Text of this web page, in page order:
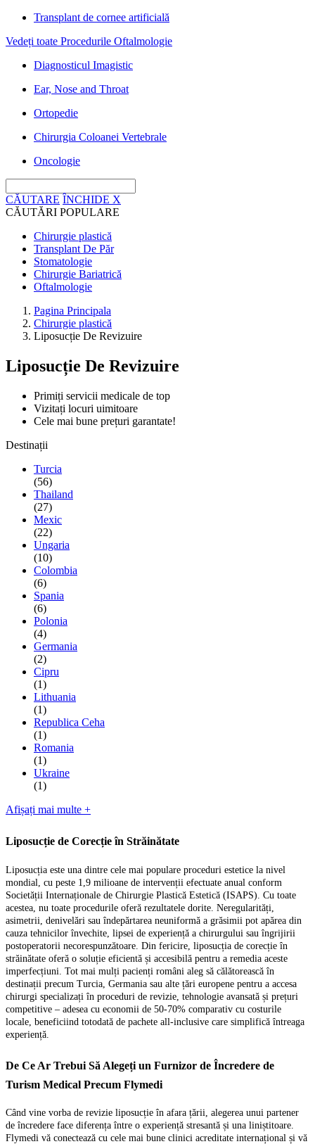
Transplant de cornee artificială
Vedeți toate Procedurile Oftalmologie
Diagnosticul Imagistic
Ear, Nose and Throat
Ortopedie
Chirurgia Coloanei Vertebrale
Oncologie
CĂUTARE ÎNCHIDE X
CĂUTĂRI POPULARE
Chirurgie plastică
Transplant De Păr
Stomatologie
Chirurgie Bariatrică
Oftalmologie
Pagina Principala
Chirurgie plastică
Liposucție De Revizuire
Liposucție De Revizuire
Primiți servicii medicale de top
Vizitați locuri uimitoare
Cele mai bune prețuri garantate!
Destinații
Turcia
(56)
Thailand
(27)
Mexic
(22)
Ungaria
(10)
Colombia
(6)
Spania
(6)
Polonia
(4)
Germania
(2)
Cipru
(1)
Lithuania
(1)
Republica Ceha
(1)
Romania
(1)
Ukraine
(1)
Afișați mai multe +
Liposucție de Corecție în Străinătate
Liposucția este una dintre cele mai populare proceduri estetice la nivel
mondial, cu peste 1,9 milioane de intervenții efectuate anual conform
Societății Internaționale de Chirurgie Plastică Estetică (ISAPS). Cu toate
acestea, nu toate procedurile oferă rezultatele dorite. Neregularități,
asimetrii, denivelări sau îndepărtarea neuniformă a grăsimii pot apărea din
cauza tehnicilor învechite, lipsei de experiență a chirurgului sau îngrijirii
postoperatorii necorespunzătoare. Din fericire, liposucția de corecție în
străinătate oferă o soluție eficientă și accesibilă pentru a remedia aceste
imperfecțiuni. Tot mai mulți pacienți români aleg să călătorească în
destinații precum Turcia, Germania sau alte țări europene pentru a accesa
chirurgi specializați în proceduri de revizie, tehnologie avansată și prețuri
competitive – adesea cu economii de 50-70% comparativ cu costurile
locale, beneficiind totodată de pachete all-inclusive care simplifică întreaga
experiență.
De Ce Ar Trebui Să Alegeți un Furnizor de Încredere de
Turism Medical Precum Flymedi
Când vine vorba de revizie liposucție în afara țării, alegerea unui partener
de încredere face diferența între o experiență stresantă și una liniștitoare.
Flymedi vă conectează cu cele mai bune clinici acreditate internațional și vă